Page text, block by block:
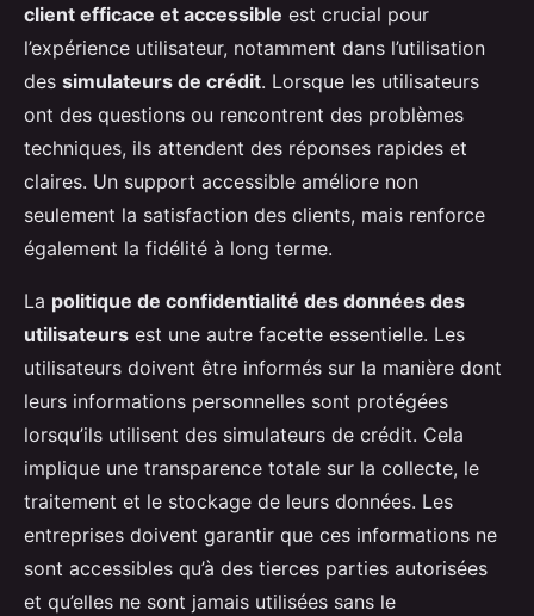
client efficace et accessible est crucial pour
l’expérience utilisateur, notamment dans l’utilisation
des simulateurs de crédit. Lorsque les utilisateurs
ont des questions ou rencontrent des problèmes
techniques, ils attendent des réponses rapides et
claires. Un support accessible améliore non
seulement la satisfaction des clients, mais renforce
également la fidélité à long terme.
La politique de confidentialité des données des
utilisateurs est une autre facette essentielle. Les
utilisateurs doivent être informés sur la manière dont
leurs informations personnelles sont protégées
lorsqu’ils utilisent des simulateurs de crédit. Cela
implique une transparence totale sur la collecte, le
traitement et le stockage de leurs données. Les
entreprises doivent garantir que ces informations ne
sont accessibles qu’à des tierces parties autorisées
et qu’elles ne sont jamais utilisées sans le